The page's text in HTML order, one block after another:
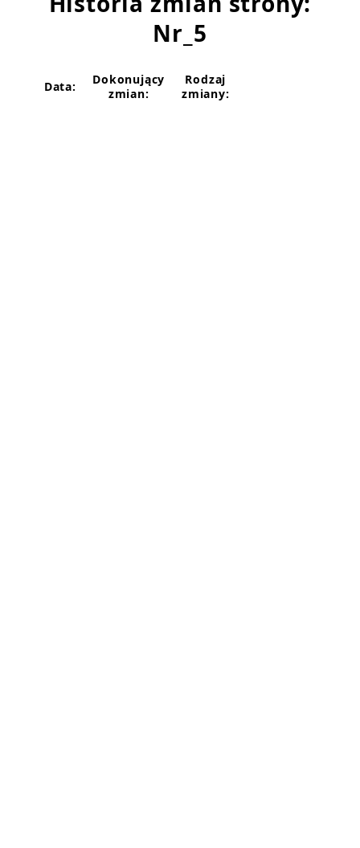
Nr_5
Data:
Dokonujący
zmian:
Rodzaj
zmiany: